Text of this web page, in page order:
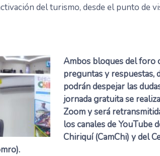
del turismo, desde el punto de
Ambos bloques del foro
preguntas y respuestas,
podrán despejar las
jornada gratuita se
Zoom y será
los canales de YouTube
Chiriquí (CamChi) y del